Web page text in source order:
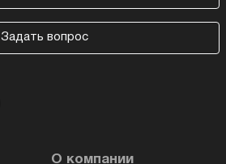
Задать вопрос
О компании